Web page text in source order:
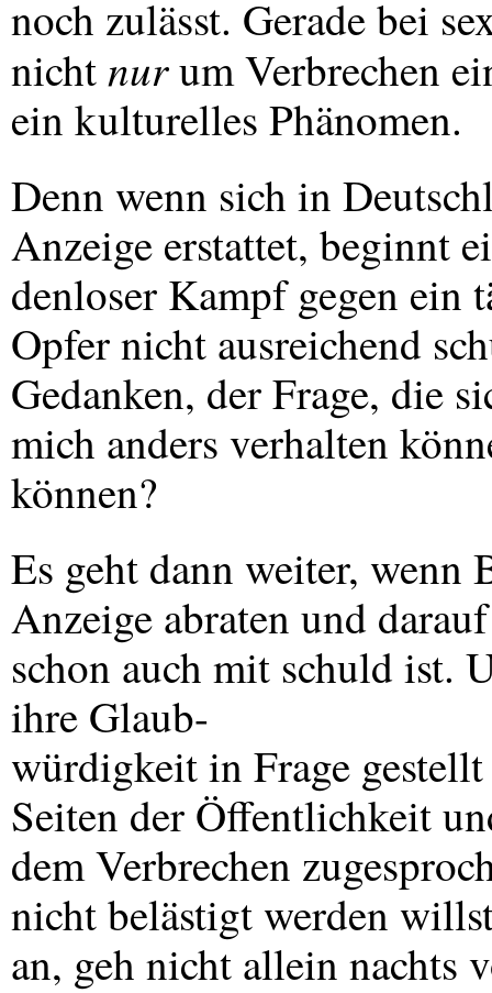
noch zulässt. Gerade bei
nichtnurum Verbrechen
ein kulturelles Phänomen.
Denn wenn sich in
Anzeige erstattet, beginnt
denloser Kampf gegen ein
Opfer nicht ausreichend
Gedanken, der Frage, die
mich anders verhalten
können?
Es geht dann weiter, wenn
Anzeige abraten und
schon auch mit schuld ist.
ihre Glaub-
würdigkeit in Frage
Seiten der Öffentlichkeit
dem Verbrechen
nicht belästigt werden
an, geh nicht allein nachts